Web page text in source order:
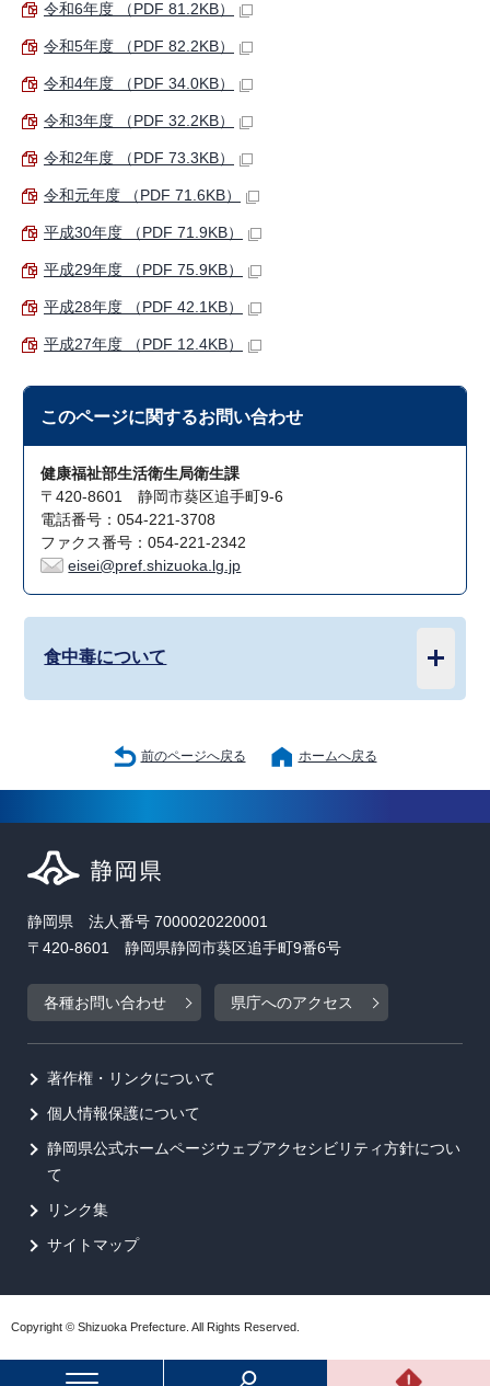
令和6年度 （PDF 81.2KB）
令和5年度 （PDF 82.2KB）
令和4年度 （PDF 34.0KB）
令和3年度 （PDF 32.2KB）
令和2年度 （PDF 73.3KB）
令和元年度 （PDF 71.6KB）
平成30年度 （PDF 71.9KB）
平成29年度 （PDF 75.9KB）
平成28年度 （PDF 42.1KB）
平成27年度 （PDF 12.4KB）
このページに関するお問い合わせ
健康福祉部生活衛生局衛生課
〒420-8601 静岡市葵区追手町9-6
電話番号：054-221-3708
ファクス番号：054-221-2342
eisei@pref.shizuoka.lg.jp
食中毒について
前のページへ戻る ホームへ戻る
静岡県 法人番号 7000020220001
〒420-8601 静岡県静岡市葵区追手町9番6号
各種お問い合わせ 県庁へのアクセス
著作権・リンクについて
個人情報保護について
静岡県公式ホームページウェブアクセシビリティ方針につい
て
リンク集
サイトマップ
Copyright © Shizuoka Prefecture. All Rights Reserved.